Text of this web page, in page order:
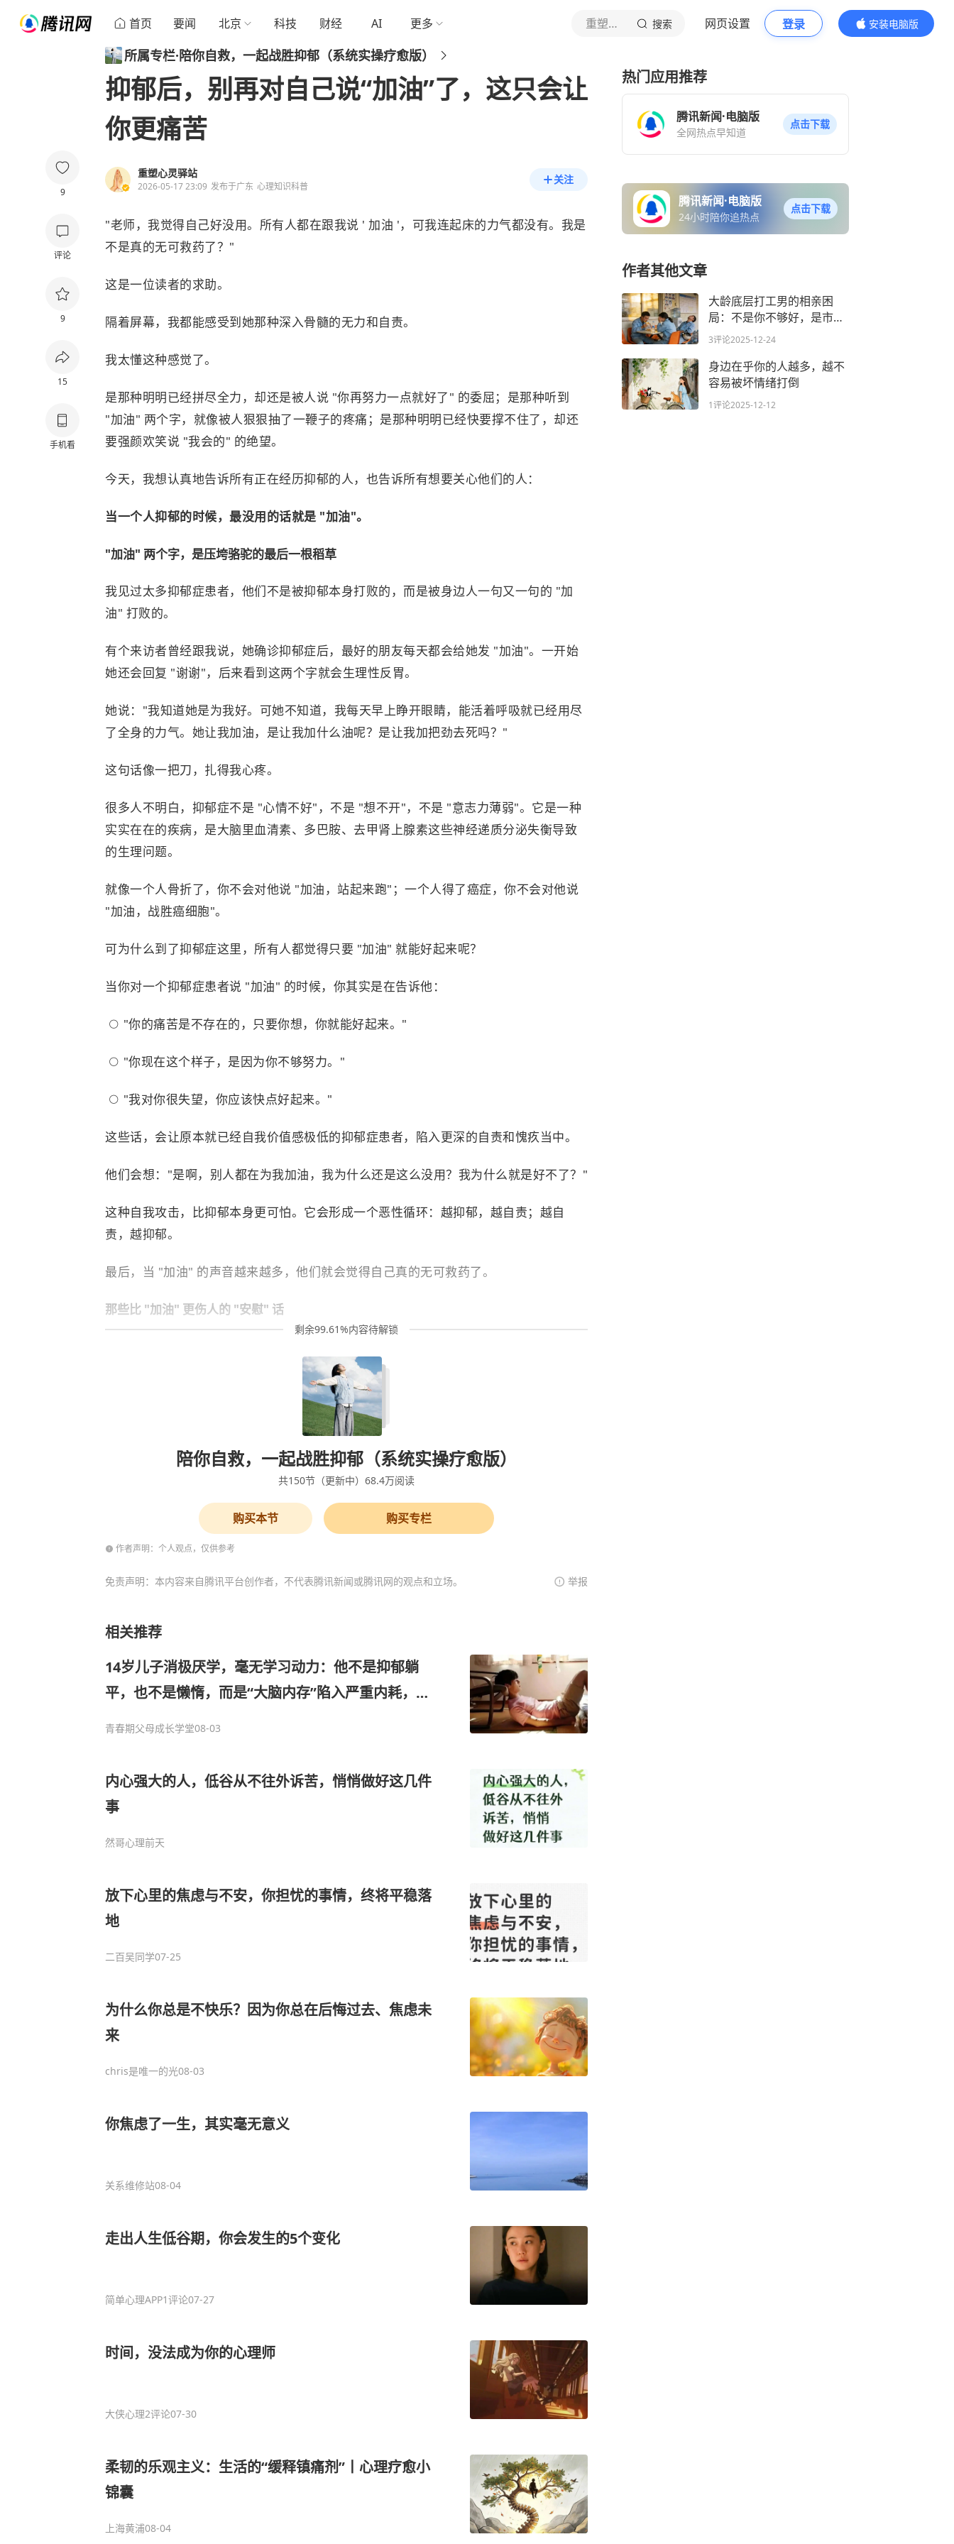
首页 要闻 北京 科技 财经 AI 更多 重塑心灵驿站 搜索 网页设置 登录
安装电脑版
内容更精彩
9
评论
9
15
手机看
所属专栏·陪你自救，一起战胜抑郁（系统实操疗愈版）
抑郁后，别再对自己说“加油”了，这只会让
你更痛苦
重塑心灵驿站
2026-05-17 23:09 发布于广东 心理知识科普
关注
"老师，我觉得自己好没用。所有人都在跟我说 ' 加油 '，可我连起床的力气都没有。我是
不是真的无可救药了？"
这是一位读者的求助。
隔着屏幕，我都能感受到她那种深入骨髓的无力和自责。
我太懂这种感觉了。
是那种明明已经拼尽全力，却还是被人说 "你再努力一点就好了" 的委屈；是那种听到
"加油" 两个字，就像被人狠狠抽了一鞭子的疼痛；是那种明明已经快要撑不住了，却还
要强颜欢笑说 "我会的" 的绝望。
今天，我想认真地告诉所有正在经历抑郁的人，也告诉所有想要关心他们的人：
当一个人抑郁的时候，最没用的话就是 "加油"。
"加油" 两个字，是压垮骆驼的最后一根稻草
我见过太多抑郁症患者，他们不是被抑郁本身打败的，而是被身边人一句又一句的 "加
油" 打败的。
有个来访者曾经跟我说，她确诊抑郁症后，最好的朋友每天都会给她发 "加油"。一开始
她还会回复 "谢谢"，后来看到这两个字就会生理性反胃。
她说："我知道她是为我好。可她不知道，我每天早上睁开眼睛，能活着呼吸就已经用尽
了全身的力气。她让我加油，是让我加什么油呢？是让我加把劲去死吗？"
这句话像一把刀，扎得我心疼。
很多人不明白，抑郁症不是 "心情不好"，不是 "想不开"，不是 "意志力薄弱"。它是一种
实实在在的疾病，是大脑里血清素、多巴胺、去甲肾上腺素这些神经递质分泌失衡导致
的生理问题。
就像一个人骨折了，你不会对他说 "加油，站起来跑"；一个人得了癌症，你不会对他说
"加油，战胜癌细胞"。
可为什么到了抑郁症这里，所有人都觉得只要 "加油" 就能好起来呢？
当你对一个抑郁症患者说 "加油" 的时候，你其实是在告诉他：
"你的痛苦是不存在的，只要你想，你就能好起来。"
"你现在这个样子，是因为你不够努力。"
"我对你很失望，你应该快点好起来。"
这些话，会让原本就已经自我价值感极低的抑郁症患者，陷入更深的自责和愧疚当中。
他们会想："是啊，别人都在为我加油，我为什么还是这么没用？我为什么就是好不了？"
这种自我攻击，比抑郁本身更可怕。它会形成一个恶性循环：越抑郁，越自责；越自
责，越抑郁。
最后，当 "加油" 的声音越来越多，他们就会觉得自己真的无可救药了。
那些比 "加油" 更伤人的 "安慰" 话
剩余99.61%内容待解锁
陪你自救，一起战胜抑郁（系统实操疗愈版）
共150节 （更新中） 68.4万阅读
购买本节 购买专栏
作者声明：个人观点，仅供参考
免责声明：本内容来自腾讯平台创作者，不代表腾讯新闻或腾讯网的观点和立场。 举报
相关推荐
14岁儿子消极厌学，毫无学习动力：他不是抑郁躺
平，也不是懒惰，而是“大脑内存”陷入严重内耗，已
青春期父母成长学堂08-03
内心强大的人，低谷从不往外诉苦，悄悄做好这几件
事
然哥心理前天
放下心里的焦虑与不安，你担忧的事情，终将平稳落
地
二百吴同学07-25
为什么你总是不快乐？因为你总在后悔过去、焦虑未
来
chris是唯一的光08-03
你焦虑了一生，其实毫无意义
关系维修站08-04
走出人生低谷期，你会发生的5个变化
简单心理APP1评论07-27
时间，没法成为你的心理师
大侠心理2评论07-30
柔韧的乐观主义：生活的“缓释镇痛剂”丨心理疗愈小
锦囊
上海黄浦08-04
热门应用推荐
腾讯新闻·电脑版
全网热点早知道
点击下载
腾讯新闻·电脑版
24小时陪你追热点
点击下载
作者其他文章
大龄底层打工男的相亲困
局：不是你不够好，是市场
早变了游戏规则
3评论2025-12-24
身边在乎你的人越多，越不
容易被坏情绪打倒
1评论2025-12-12